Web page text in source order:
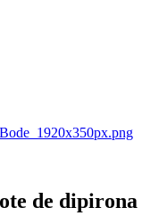
de dipirona